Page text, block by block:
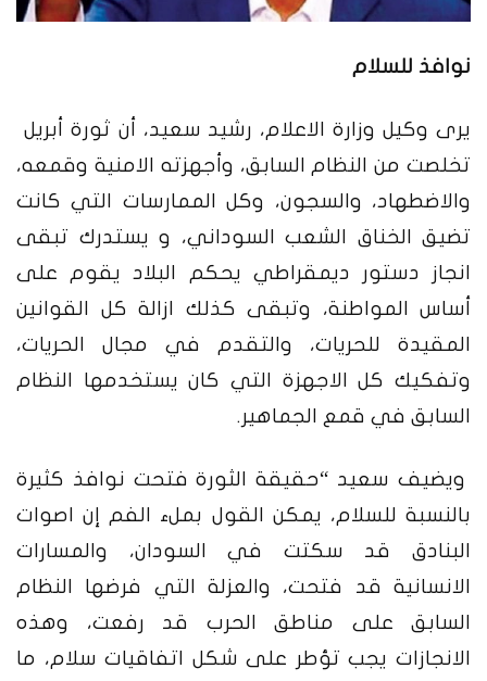
نوافذ للسلام
يرى وكيل وزارة الاعلام، رشيد سعيد، أن ثورة أبريل
تخلصت من النظام السابق، وأجهزته الامنية وقمعه،
والاضطهاد، والسجون، وكل الممارسات التي كانت
تضيق الخناق الشعب السوداني، و يستدرك تبقى
انجاز دستور ديمقراطي يحكم البلاد يقوم على
أساس المواطنة، وتبقى كذلك ازالة كل القوانين
المقيدة للحريات، والتقدم في مجال الحريات،
وتفكيك كل الاجهزة التي كان يستخدمها النظام
السابق في قمع الجماهير.
ويضيف سعيد “حقيقة الثورة فتحت نوافذ كثيرة
بالنسبة للسلام، يمكن القول بملء الفم إن اصوات
البنادق قد سكتت في السودان، والمسارات
الانسانية قد فتحت، والعزلة التي فرضها النظام
السابق على مناطق الحرب قد رفعت، وهذه
الانجازات يجب تؤطر على شكل اتفاقيات سلام، ما